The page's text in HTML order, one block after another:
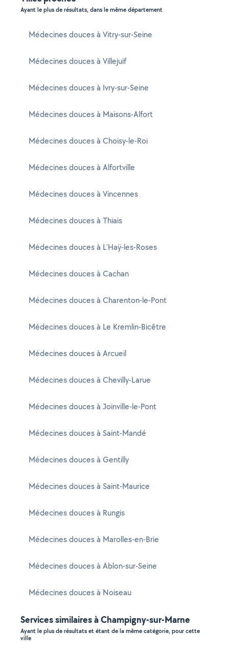
Ayant le plus de résultats, dans le même département
Médecines douces à Vitry-sur-Seine
Médecines douces à Villejuif
Médecines douces à Ivry-sur-Seine
Médecines douces à Maisons-Alfort
Médecines douces à Choisy-le-Roi
Médecines douces à Alfortville
Médecines douces à Vincennes
Médecines douces à Thiais
Médecines douces à L'Haÿ-les-Roses
Médecines douces à Cachan
Médecines douces à Charenton-le-Pont
Médecines douces à Le Kremlin-Bicêtre
Médecines douces à Arcueil
Médecines douces à Chevilly-Larue
Médecines douces à Joinville-le-Pont
Médecines douces à Saint-Mandé
Médecines douces à Gentilly
Médecines douces à Saint-Maurice
Médecines douces à Rungis
Médecines douces à Marolles-en-Brie
Médecines douces à Ablon-sur-Seine
Médecines douces à Noiseau
Services similaires à Champigny-sur-Marne
Ayant le plus de résultats et étant de la même catégorie, pour cette
ville